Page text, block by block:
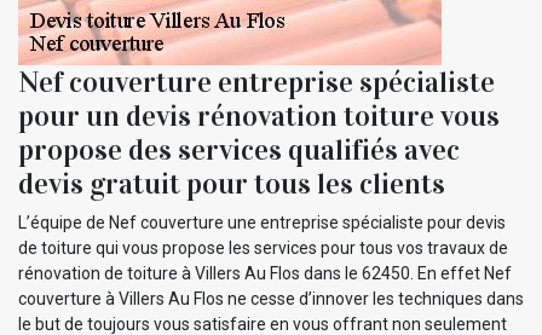
Nef couverture entreprise spécialiste
pour un devis rénovation toiture vous
propose des services qualifiés avec
devis gratuit pour tous les clients
L’équipe de Nef couverture une entreprise spécialiste pour devis
de toiture qui vous propose les services pour tous vos travaux de
rénovation de toiture à Villers Au Flos dans le 62450. En effet Nef
couverture à Villers Au Flos ne cesse d’innover les techniques dans
le but de toujours vous satisfaire en vous offrant non seulement